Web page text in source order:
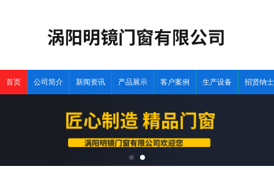
首页 公司简介 新闻资讯 产品展示 客户案例 生产设备 招贤纳士